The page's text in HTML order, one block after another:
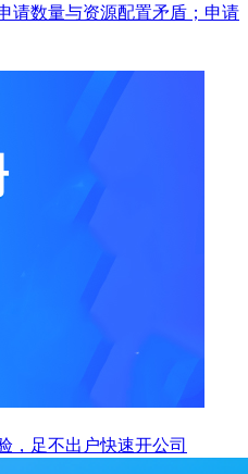
请数量与资源配置矛盾；申请
，足不出户快速开公司